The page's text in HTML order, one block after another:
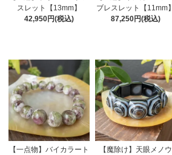
スレット【13mm】
42,950円(税込)
ブレスレット【11mm】
87,250円(税込)
【一点物】バイカラート
【魔除け】天眼メノウ